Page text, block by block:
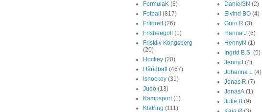
FormulaK (8)
Fotball
(817)
Friidrett (26)
Frisbeegolf (1)
Friskliv Kongsberg
(20)
Hockey (20)
Håndball
(467)
Ishockey (31)
Judo (13)
Kampsport (1)
Klatring (111)
DanielSN (2)
Eivind BO (4)
Guro R (3)
Hanna J (6)
HennyN (1)
Ingrid B.S. (5)
JennyJ (4)
Johanna L (4)
Jonas R (7)
JonasA (1)
Julie B (9)